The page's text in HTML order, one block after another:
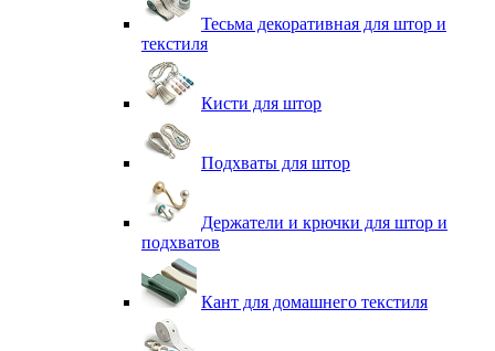
Тесьма декоративная для штор и
текстиля
Кисти для штор
Подхваты для штор
Держатели и крючки для штор и
подхватов
Кант для домашнего текстиля